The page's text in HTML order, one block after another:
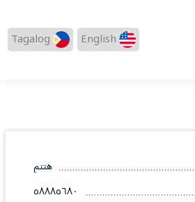
English
Tagalog
هتتم
٥٨٨٨٥٦٨٠